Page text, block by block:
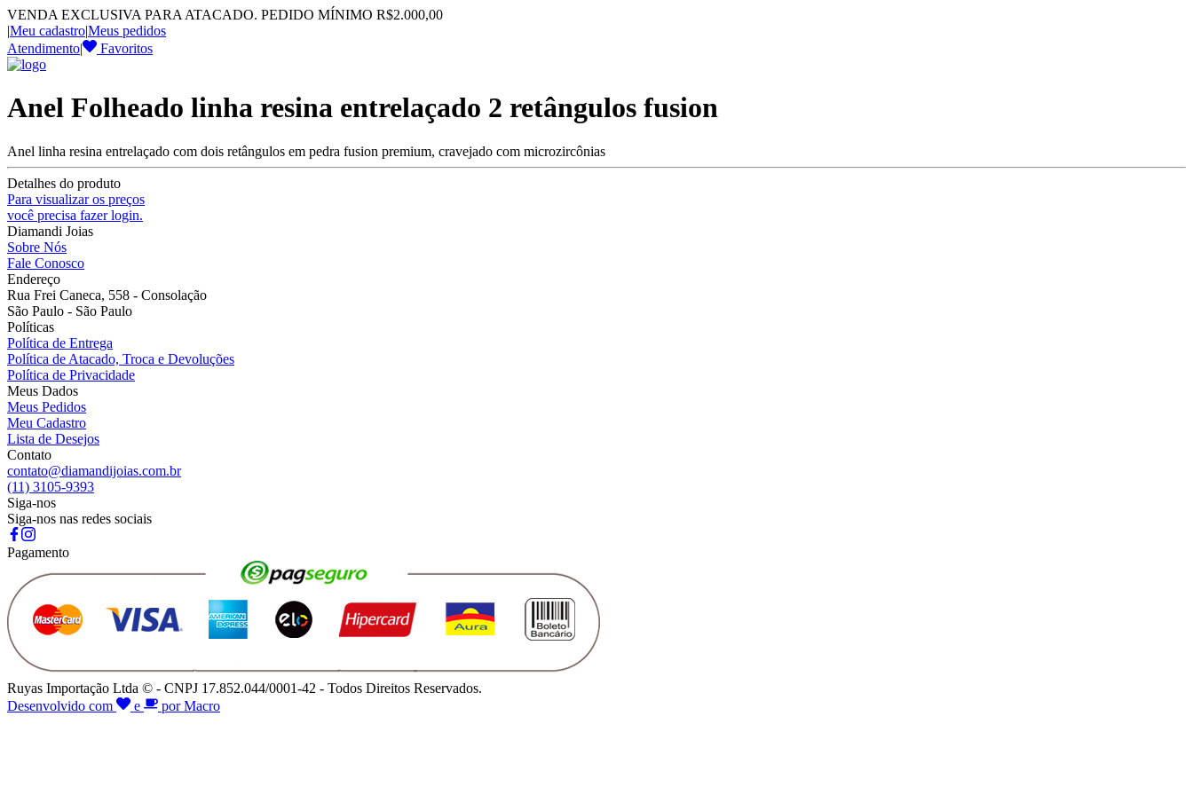
VENDA EXCLUSIVA PARA ATACADO. PEDIDO MÍNIMO R$2.000,00
|Meu cadastro|Meus pedidos
Atendimento| Favoritos
Anel Folheado linha resina entrelaçado 2 retângulos fusion
Anel linha resina entrelaçado com dois retângulos em pedra fusion premium, cravejado com microzircônias
Detalhes do produto
Para visualizar os preços
você precisa fazer login.
Diamandi Joias
Sobre Nós
Fale Conosco
Endereço
Rua Frei Caneca, 558 - Consolação
São Paulo - São Paulo
Políticas
Política de Entrega
Política de Atacado, Troca e Devoluções
Política de Privacidade
Meus Dados
Meus Pedidos
Meu Cadastro
Lista de Desejos
Contato
contato@diamandijoias.com.br
(11) 3105-9393
Siga-nos
Siga-nos nas redes sociais
Pagamento
Ruyas Importação Ltda © - CNPJ 17.852.044/0001-42 - Todos Direitos Reservados.
Desenvolvido com
e por Macro